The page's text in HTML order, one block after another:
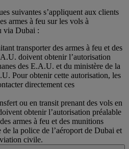
suivantes s’appliquent aux clients
armes à feu sur les vols à
via Dubai :
transporter des armes à feu et des
doivent obtenir l’autorisation
des E.A.U. et du ministère de la
Pour obtenir cette autorisation, les
directement ces
ou en transit prenant des vols en
obtenir l’autorisation préalable
armes à feu et des munitions
de la police de l’aéroport de Dubai et
civile.